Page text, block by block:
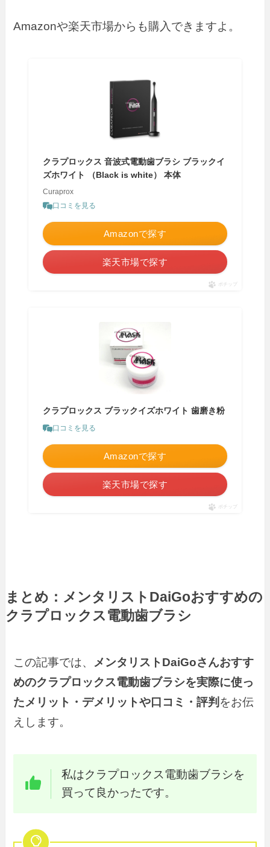
Amazonや楽天市場からも購入できますよ。
クラプロックス 音波式電動歯ブラシ ブラックイ
ズホワイト （Black is white） 本体
Curaprox
口コミを見る
Amazonで探す
楽天市場で探す
ポチップ
クラプロックス ブラックイズホワイト 歯磨き粉
口コミを見る
Amazonで探す
楽天市場で探す
ポチップ
まとめ： メンタリストDaiGoおすすめの
クラプロックス電動歯ブラシ
この記事では、
メンタリストDaiGoさんおすす
めのクラプロックス電動歯ブラシを実際に使っ
たメリット・デメリットや口コミ・評判 をお伝
えします。
私はクラプロックス電動歯ブラシを
買って良かったです。